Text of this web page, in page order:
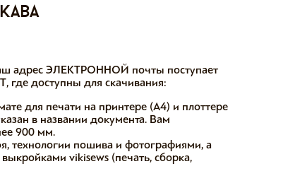
адрес ЭЛЕКТРОННОЙ почты поступает
доступны для скачивания:
для печати на принтере (А4) и плоттере
в названии документа. Вам
900 мм.
технологии пошива и фотографиями, а
vikisews (печать, сборка,